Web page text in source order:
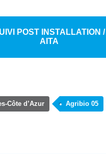
POST INSTALLATION /
AITA
Côte d’Azur Agribio 05